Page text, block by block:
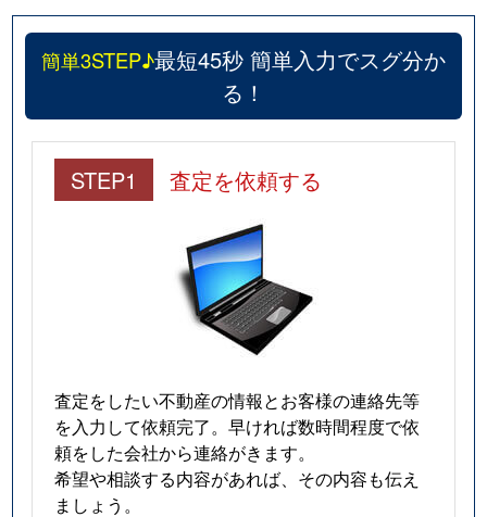
簡単3STEP♪最短45秒 簡単入力でスグ分か
る！
STEP1 査定を依頼する
査定をしたい不動産の情報とお客様の連絡先等
を入力して依頼完了。早ければ数時間程度で依
頼をした会社から連絡がきます。
希望や相談する内容があれば、その内容も伝え
ましょう。